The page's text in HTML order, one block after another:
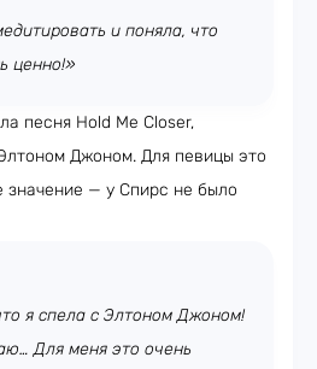
и поняла, что
ценно!»
песня Hold Me Closer,
Джоном. Для певицы это
значение — у Спирс не было
я спела с Элтоном Джоном!
Для меня это очень